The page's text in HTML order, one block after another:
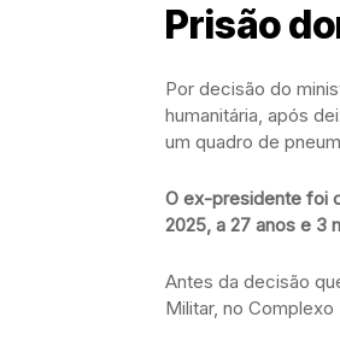
Prisão
Por decisão do
humanitária, após
um quadro de
O ex-presidente foi
2025, a 27 anos e 3
Antes da decisão
Militar, no